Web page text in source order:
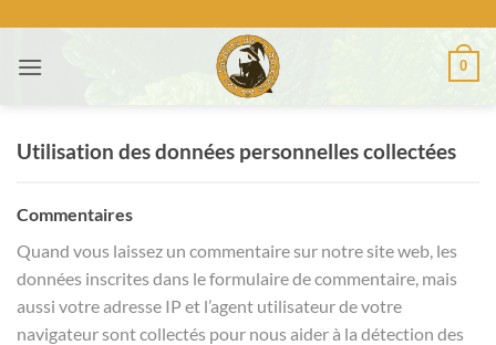
contenu
0
Utilisation des données personnelles collectées
Commentaires
Quand vous laissez un commentaire sur notre site web, les
données inscrites dans le formulaire de commentaire, mais
aussi votre adresse IP et l’agent utilisateur de votre
navigateur sont collectés pour nous aider à la détection des